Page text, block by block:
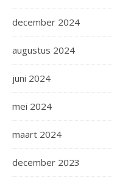
december 2024
augustus 2024
juni 2024
mei 2024
maart 2024
december 2023